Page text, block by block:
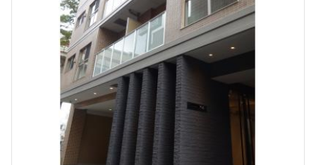
11階１１０２
225,000円10,000円
1.0ヶ月 無
1LDK43.21㎡